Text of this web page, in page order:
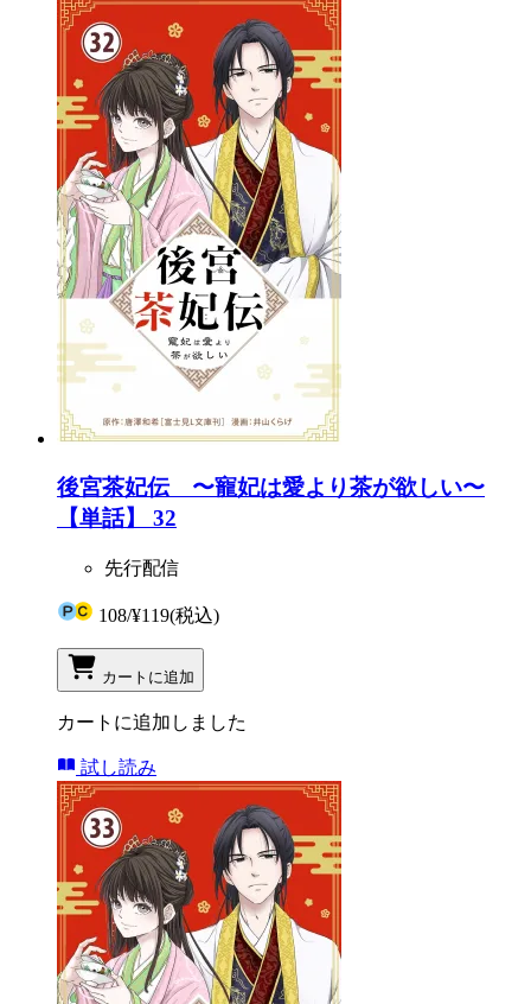
後宮茶妃伝 〜寵妃は愛より茶が欲しい〜
【単話】 32
先行配信
108/¥119(税込)
カートに追加
カートに追加しました
試し読み